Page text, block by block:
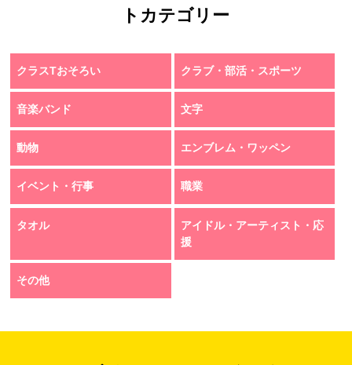
トカテゴリー
クラスTおそろい クラブ・部活・スポーツ
音楽バンド 文字
動物 エンブレム・ワッペン
イベント・行事 職業
タオル
アイドル・アーティスト・応
援
その他